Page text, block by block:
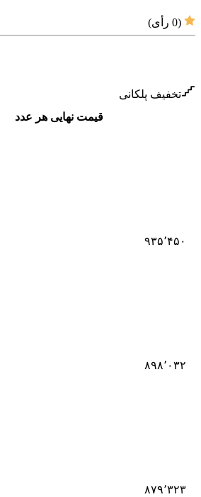
(
0 رأی)
تخفیف پلکانی
قیمت نهایی هر عدد
۹۳۵٬۴۵۰
۸۹۸٬۰۳۲
۸۷۹٬۳۲۳